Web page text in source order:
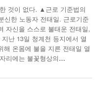
것이 없다. ▲근로 기준법의
신한 노동자 전태일. 근로기준
자신을 스스로 불태운 전태일,
난 13일 청계천 등지에서 열
해 온몸에 불을 지른 전태일 열
리에는 불꽃형상의…